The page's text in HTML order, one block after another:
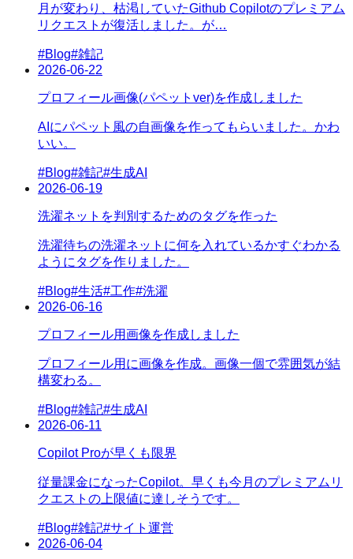
月が変わり、枯渇していたGithub Copilotのプレミアム
リクエストが復活しました。が…
#Blog#雑記
2026-06-22
プロフィール画像(パペットver)を作成しました
AIにパペット風の自画像を作ってもらいました。かわ
いい。
#Blog#雑記#生成AI
2026-06-19
洗濯ネットを判別するためのタグを作った
洗濯待ちの洗濯ネットに何を入れているかすぐわかる
ようにタグを作りました。
#Blog#生活#工作#洗濯
2026-06-16
プロフィール用画像を作成しました
プロフィール用に画像を作成。画像一個で雰囲気が結
構変わる。
#Blog#雑記#生成AI
2026-06-11
Copilot Proが早くも限界
従量課金になったCopilot。早くも今月のプレミアムリ
クエストの上限値に達しそうです。
#Blog#雑記#サイト運営
2026-06-04